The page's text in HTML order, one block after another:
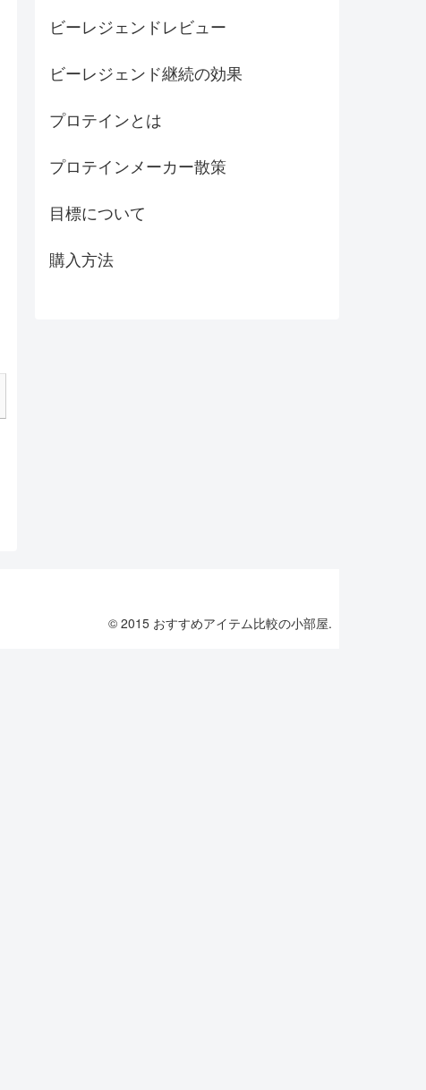
ビーレジェンドレビュー
ビーレジェンド継続の効果
プロテインとは
プロテインメーカー散策
目標について
購入方法
© 2015 おすすめアイテム比較の小部屋.